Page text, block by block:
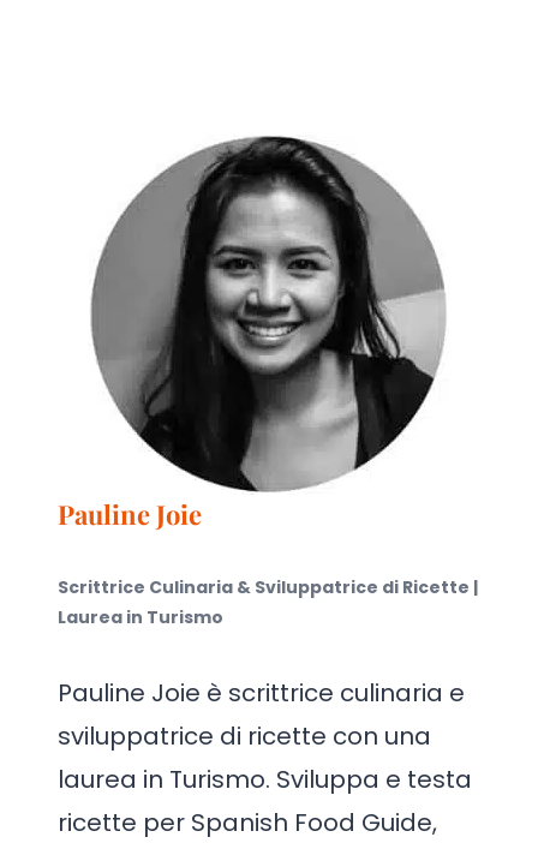
Pauline Joie
Scrittrice Culinaria & Sviluppatrice di Ricette |
Laurea in Turismo
Pauline Joie è scrittrice culinaria e
sviluppatrice di ricette con una
laurea in Turismo. Sviluppa e testa
ricette per Spanish Food Guide,